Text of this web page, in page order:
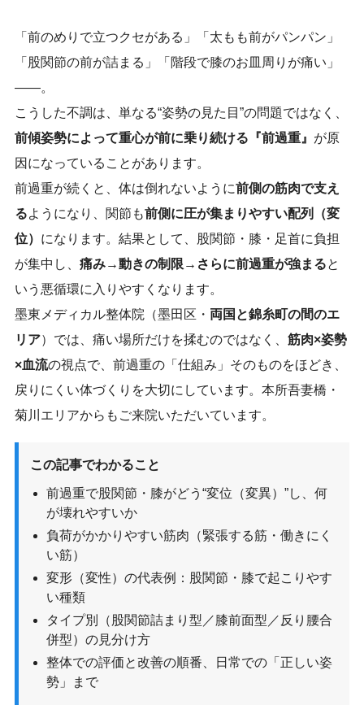
「前のめりで立つクセがある」「太もも前がパンパン」
「股関節の前が詰まる」「階段で膝のお皿周りが痛い」
——。
こうした不調は、単なる“姿勢の見た目”の問題ではなく、
前傾姿勢によって重心が前に乗り続ける『前過重』 が原
因になっていることがあります。
前過重が続くと、体は倒れないように前側の筋肉で支え
るようになり、関節も前側に圧が集まりやすい配列（変
位） になります。結果として、股関節・膝・足首に負担
が集中し、 痛み→動きの制限→さらに前過重が強まると
いう悪循環に入りやすくなります。
墨東メディカル整体院（墨田区・ 両国と錦糸町の間のエ
リア）では、痛い場所だけを揉むのではなく、 筋肉×姿勢
×血流の視点で、前過重の「仕組み」そのものをほどき、
戻りにくい体づくりを大切にしています。本所吾妻橋・
菊川エリアからもご来院いただいています。
この記事でわかること
前過重で股関節・膝がどう“変位（変異）”し、何
が壊れやすいか
負荷がかかりやすい筋肉（緊張する筋・働きにく
い筋）
変形（変性）の代表例：股関節・膝で起こりやす
い種類
タイプ別（股関節詰まり型／膝前面型／反り腰合
併型）の見分け方
整体での評価と改善の順番、日常での「正しい姿
勢」まで